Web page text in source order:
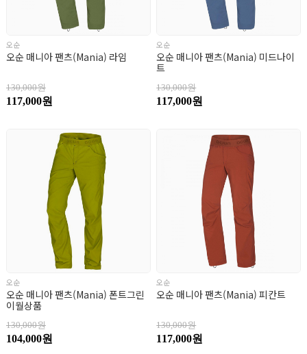
오순
오순 매니아 팬츠(Mania) 라임
130,000원
117,000원
오순
오순 매니아 팬츠(Mania) 미드나이
트
130,000원
117,000원
오순
오순 매니아 팬츠(Mania) 폰트그린
이월상품
130,000원
104,000원
오순
오순 매니아 팬츠(Mania) 피칸트
130,000원
117,000원